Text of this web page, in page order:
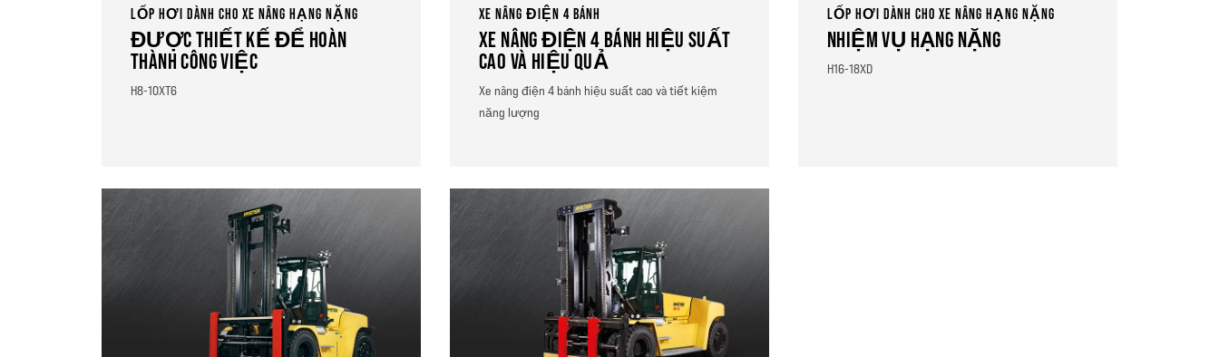
LỐP HƠI DÀNH CHO XE NÂNG HẠNG NẶNG
ĐƯỢC THIẾT KẾ ĐỂ HOÀN
THÀNH CÔNG VIỆC
H8-10XT6
XE NÂNG ĐIỆN 4 BÁNH
XE NÂNG ĐIỆN 4 BÁNH HIỆU SUẤT
CAO VÀ HIỆU QUẢ
Xe nâng điện 4 bánh hiệu suất cao và tiết kiệm
năng lượng
LỐP HƠI DÀNH CHO XE NÂNG HẠNG NẶNG
NHIỆM VỤ HẠNG NẶNG
H16-18XD